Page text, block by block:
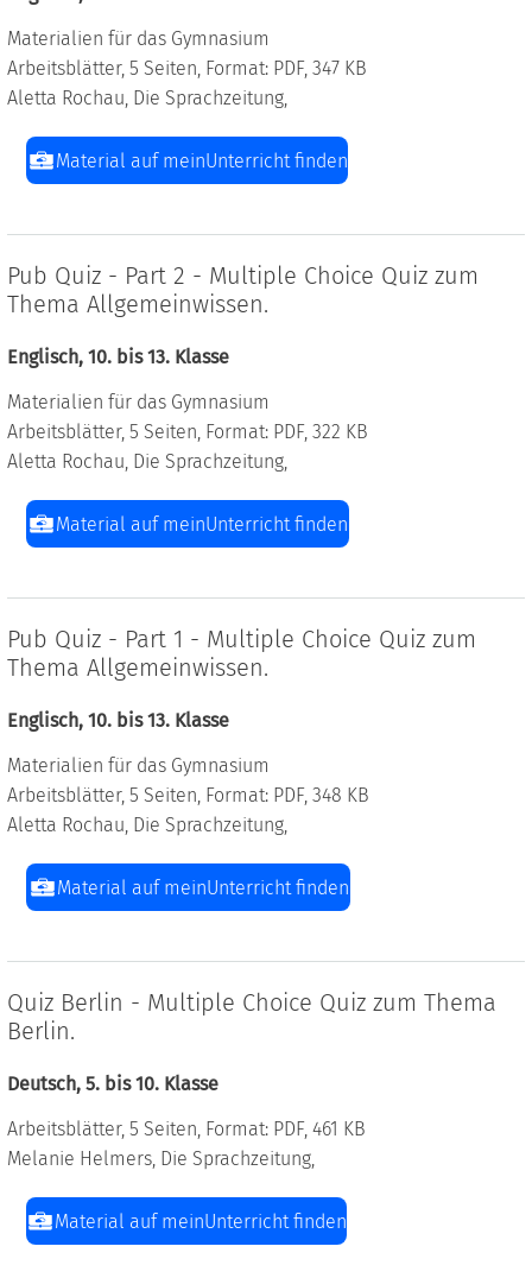
Materialien für das Gymnasium
Arbeitsblätter, 5 Seiten, Format: PDF, 347 KB
Aletta Rochau, Die Sprachzeitung,
Material auf meinUnterricht finden
Pub Quiz - Part 2 - Multiple Choice Quiz zum
Thema Allgemeinwissen.
Englisch, 10. bis 13. Klasse
Materialien für das Gymnasium
Arbeitsblätter, 5 Seiten, Format: PDF, 322 KB
Aletta Rochau, Die Sprachzeitung,
Material auf meinUnterricht finden
Pub Quiz - Part 1 - Multiple Choice Quiz zum
Thema Allgemeinwissen.
Englisch, 10. bis 13. Klasse
Materialien für das Gymnasium
Arbeitsblätter, 5 Seiten, Format: PDF, 348 KB
Aletta Rochau, Die Sprachzeitung,
Material auf meinUnterricht finden
Quiz Berlin - Multiple Choice Quiz zum Thema
Berlin.
Deutsch, 5. bis 10. Klasse
Arbeitsblätter, 5 Seiten, Format: PDF, 461 KB
Melanie Helmers, Die Sprachzeitung,
Material auf meinUnterricht finden